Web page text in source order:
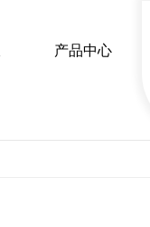
产品中心